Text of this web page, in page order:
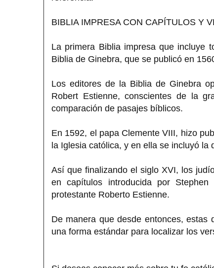
BIBLIA IMPRESA CON CAPÍTULOS Y
La primera Biblia impresa que incluye
Biblia de Ginebra, que se publicó en
Los editores de la Biblia de Ginebra
Robert Estienne, conscientes de la
comparación de pasajes bíblicos.
En 1592, el papa Clemente VIII, hizo
la Iglesia católica, y en ella se incluyó
Así que finalizando el siglo XVI, los
en capítulos introducida por
protestante Roberto Estienne.
De manera que desde entonces, estas
una forma estándar para localizar los